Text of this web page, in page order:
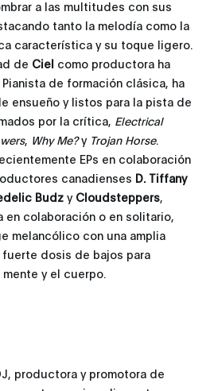
a las multitudes con sus
tanto la melodía como la
característica y su toque ligero.
de Ciel como productora ha
de formación clásica, ha
ensueño y listos para la pista de
por la crítica, Electrical
, Why Me?y Trojan Horse.
EPs en colaboración
canadienses D. Tiffany
Budz y Cloudsteppers,
en colaboración o en solitario,
melancólico con una amplia
fuerte dosis de bajos para
y el cuerpo.
productora y promotora de